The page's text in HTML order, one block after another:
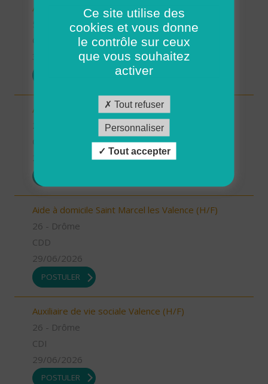
Aides à domicile (H/F)
56 - Morbihan
30/06/2026
Aide à domicile Pont de l'Isère (H/F)
Aide à domicile Saint Marcel les Valence (H/F)
26 - Drôme
CDD
29/06/2026
POSTULER
Auxiliaire de vie sociale Valence (H/F)
26 - Drôme
CDI
29/06/2026
POSTULER
Ce site utilise des
cookies et vous donne
le contrôle sur ceux
que vous souhaitez
activer
Tout refuser
Personnaliser
Tout accepter